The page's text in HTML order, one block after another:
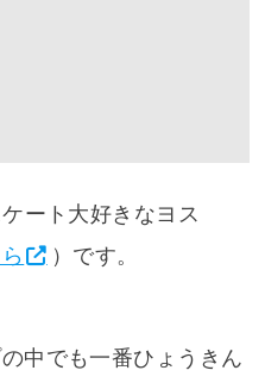
ート大好きなヨス
）です。
中でも一番ひょうきん